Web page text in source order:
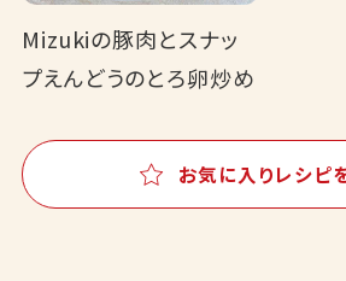
Mizukiの豚肉とスナッ
プえんどうのとろ卵炒め
お気に入りレシピ